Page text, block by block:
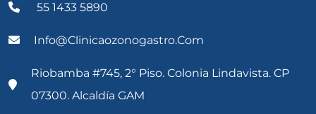
55 1433 5890
Info@clinicaozonogastro.com
Riobamba #745, 2° Piso. Colonia Lindavista. CP
07300. Alcaldía GAM